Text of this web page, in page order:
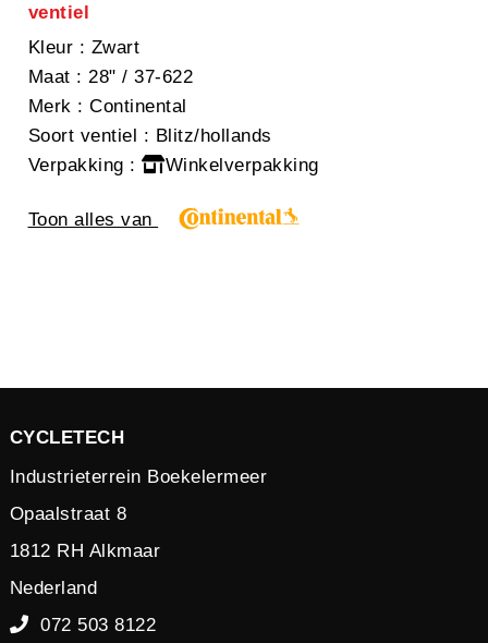
ventiel
Kleur : Zwart
Maat : 28" / 37-622
Merk : Continental
Soort ventiel : Blitz/hollands
Verpakking : Winkelverpakking
Toon alles van
CYCLETECH
Industrieterrein Boekelermeer
Opaalstraat 8
1812 RH Alkmaar
Nederland
072 503 8122